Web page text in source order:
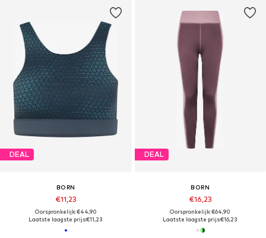
DEAL
BORN
€11,23
Oorspronkelijk: €44,90
Laatste laagste prijs:€11,23
DEAL
BORN
€16,23
Oorspronkelijk: €64,90
Laatste laagste prijs:€16,23